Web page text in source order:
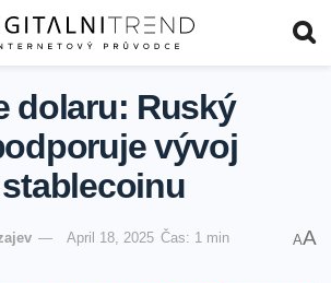
dolaru: Ruský
vývoj
April 18, 2025 Čas: 1 min AA